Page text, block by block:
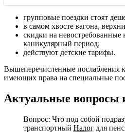
групповые поездки стоят
в самом хвосте вагона,
скидки на невостребованные
каникулярный период;
действуют детские тарифы.
Вышеперечисленные послабления
имеющих права на специальные
Актуальные вопросы
Вопрос: Что под собой
транспортный Налог для